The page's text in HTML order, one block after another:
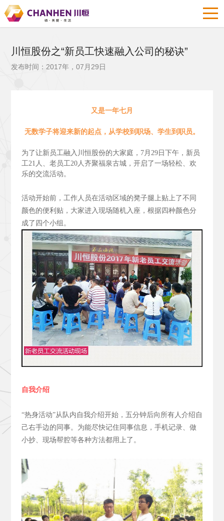
川恒股份之“新员工快速融入公司的秘诀”
发布时间：2017年，07月29日
又是一年七月
无数学子将迎来新的起点，从学校到职场、学生到职员。
为了让新员工融入川恒股份的大家庭，7月29日下午，新员
工21人、老员工20人齐聚福泉古城，开启了一场轻松、欢
乐的交流活动。
活动开始前，工作人员在活动区域的凳子腿上贴上了不同
颜色的便利贴，大家进入现场随机入座，根据四种颜色分
成了四个小组。
自我介绍
“热身活动”从队内自我介绍开始，五分钟后向所有人介绍自
己右手边的同事。为能尽快记住同事信息，手机记录、做
小抄、现场帮腔等各种方法都用上了。